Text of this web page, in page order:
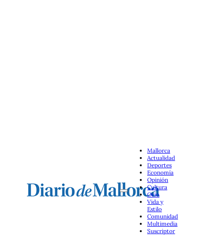
Mallorca
Actualidad
Deportes
Economía
Opinión
Cultura
Ocio
Vida y
Estilo
Comunidad
Multimedia
Suscriptor